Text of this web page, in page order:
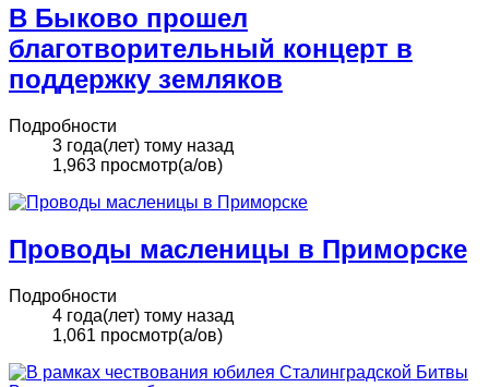
В Быково прошел
благотворительный концерт в
поддержку земляков
Подробности
3 года(лет) тому назад
1,963 просмотр(а/ов)
Проводы масленицы в Приморске
Подробности
4 года(лет) тому назад
1,061 просмотр(а/ов)